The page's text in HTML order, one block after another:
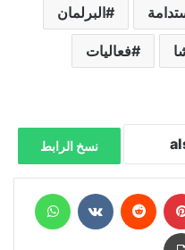
البرلمان
فعاليات
نسخ الرابط